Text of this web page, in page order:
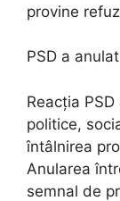
provine
PSD a
Reacția
politice,
întâlnirea
Anularea
semnal de